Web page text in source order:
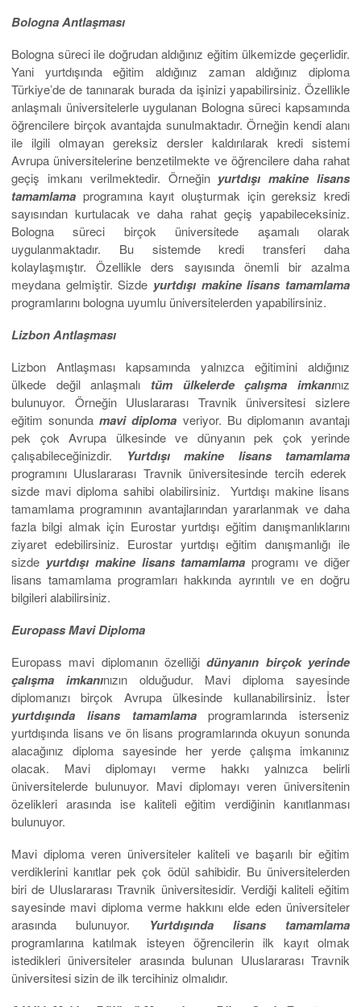
Bologna Antlaşması
Bologna süreci ile doğrudan aldığınız eğitim ülkemizde geçerlidir.
Yani yurtdışında eğitim aldığınız zaman aldığınız diploma
Türkiye’de de tanınarak burada da işinizi yapabilirsiniz. Özellikle
anlaşmalı üniversitelerle uygulanan Bologna süreci kapsamında
öğrencilere birçok avantajda sunulmaktadır. Örneğin kendi alanı
ile ilgili olmayan gereksiz dersler kaldırılarak kredi sistemi
Avrupa üniversitelerine benzetilmekte ve öğrencilere daha rahat
geçiş imkanı verilmektedir. Örneğin yurtdışı makine lisans
tamamlama programına kayıt oluşturmak için gereksiz kredi
sayısından kurtulacak ve daha rahat geçiş yapabileceksiniz.
Bologna süreci birçok üniversitede aşamalı olarak
uygulanmaktadır. Bu sistemde kredi transferi daha
kolaylaşmıştır. Özellikle ders sayısında önemli bir azalma
meydana gelmiştir. Sizde yurtdışı makine lisans tamamlama
programlarını bologna uyumlu üniversitelerden yapabilirsiniz.
Lizbon Antlaşması
Lizbon Antlaşması kapsamında yalnızca eğitimini aldığınız
ülkede değil anlaşmalı tüm ülkelerde çalışma imkanınız
bulunuyor. Örneğin Uluslararası Travnik üniversitesi sizlere
eğitim sonundamavi diploma veriyor. Bu diplomanın avantajı
pek çok Avrupa ülkesinde ve dünyanın pek çok yerinde
çalışabileceğinizdir.
Yurtdışı makine lisans tamamlama
programını Uluslararası Travnik üniversitesinde tercih ederek
sizde mavi diploma sahibi olabilirsiniz. Yurtdışı makine lisans
tamamlama programının avantajlarından yararlanmak ve daha
fazla bilgi almak için Eurostar yurtdışı eğitim danışmanlıklarını
ziyaret edebilirsiniz. Eurostar yurtdışı eğitim danışmanlığı ile
sizde yurtdışı makine lisans tamamlama programı ve diğer
lisans tamamlama programları hakkında ayrıntılı ve en doğru
bilgileri alabilirsiniz.
Europass Mavi Diploma
Europass mavi diplomanın özelliğidünyanın birçok yerinde
çalışma imkanınızın olduğudur. Mavi diploma sayesinde
diplomanızı birçok Avrupa ülkesinde kullanabilirsiniz. İster
yurtdışında lisans tamamlamaprogramlarında isterseniz
yurtdışında lisans ve ön lisans programlarında okuyun sonunda
alacağınız diploma sayesinde her yerde çalışma imkanınız
olacak. Mavi diplomayı verme hakkı yalnızca belirli
üniversitelerde bulunuyor. Mavi diplomayı veren üniversitenin
özelikleri arasında ise kaliteli eğitim verdiğinin kanıtlanması
bulunuyor.
Mavi diploma veren üniversiteler kaliteli ve başarılı bir eğitim
verdiklerini kanıtlar pek çok ödül sahibidir. Bu üniversitelerden
biri de Uluslararası Travnik üniversitesidir. Verdiği kaliteli eğitim
sayesinde mavi diploma verme hakkını elde eden üniversiteler
arasında bulunuyor. Yurtdışında lisans tamamlama
programlarına katılmak isteyen öğrencilerin ilk kayıt olmak
istedikleri üniversiteler arasında bulunan Uluslararası Travnik
üniversitesi sizin de ilk tercihiniz olmalıdır.